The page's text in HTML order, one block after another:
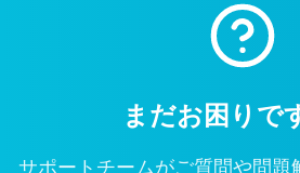
まだお困りで
サポートチームがご質問や問題